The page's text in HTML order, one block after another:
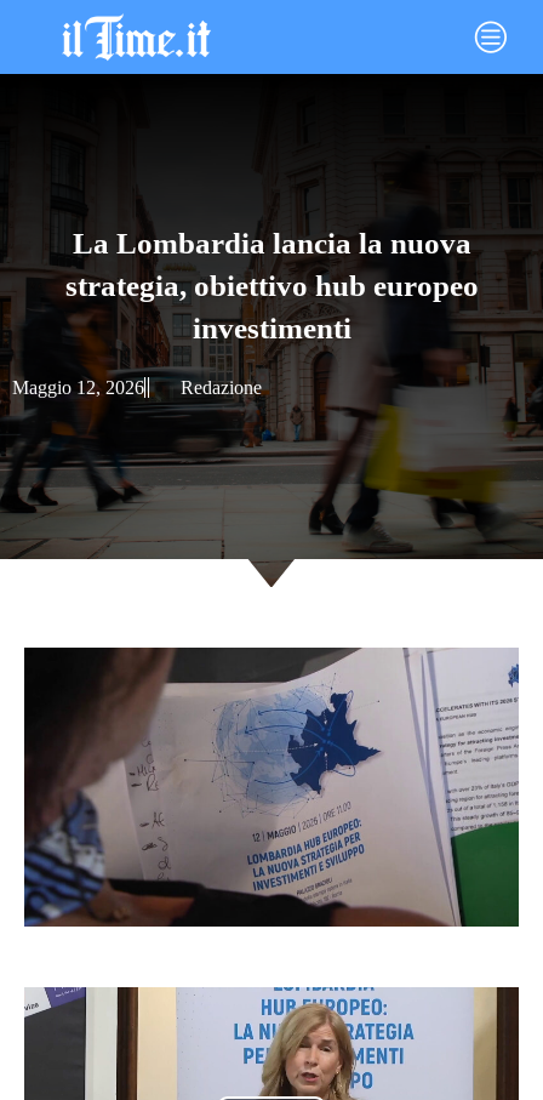
contenuto
Main
Menu
La Lombardia lancia la nuova
strategia, obiettivo hub europeo
investimenti
Maggio 12, 2026 Redazione